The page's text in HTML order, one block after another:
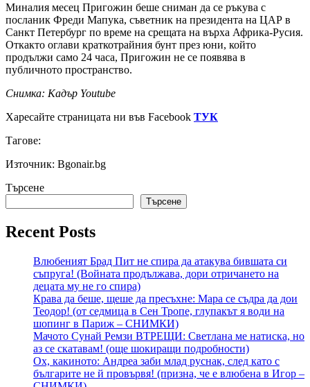
Миналия месец Пригожин беше сниман да се ръкува с
посланик Фреди Мапука, съветник на президента на ЦАР в
Санкт Петербург по време на срещата на върха Африка-Русия.
Откакто оглави краткотрайния бунт през юни, който
продължи само 24 часа, Пригожин не се появява в
публичното пространство.
Снимка: Кадър Youtube
Харесайте страницата ни във Facebook ТУК
Тагове:
Източник: Bgonair.bg
Търсене
Търсене
Recent Posts
Влюбеният Брад Пит не спира да атакува бившата си
съпруга! (Войната продължава, дори отричането на
децата му не го спира)
Крава да беше, щеше да пресъхне: Мара се съдра да дои
Теодор! (от седмица в Сен Тропе, глупакът я води на
шопинг в Париж – СНИМКИ)
Мачото Сунай Ремзи ВТРЕЩИ: Светлана ме натиска, но
аз се скатавам! (още шокиращи подробности)
Ох, какиното: Андреа заби млад руснак, след като с
българите не й провървя! (призна, че е влюбена в Игор –